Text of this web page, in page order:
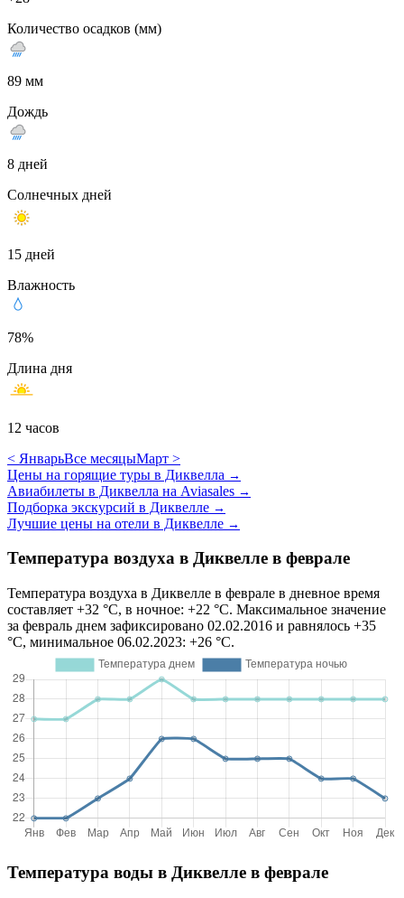
Количество осадков (мм)
89 мм
Дождь
8 дней
Солнечных дней
15 дней
Влажность
78%
Длина дня
12 часов
< ЯнварьВсе месяцыМарт >
Цены на горящие туры в Диквелла →
Авиабилеты в Диквелла на Aviasales →
Подборка экскурсий в Диквелле →
Лучшие цены на отели в Диквелле →
Температура воздуха в Диквелле в феврале
Температура воздуха в Диквелле в феврале в дневное время
составляет +32 °C, в ночное: +22 °C. Максимальное значение
за февраль днем зафиксировано 02.02.2016 и равнялось +35
°C, минимальное 06.02.2023: +26 °C.
Температура воды в Диквелле в феврале